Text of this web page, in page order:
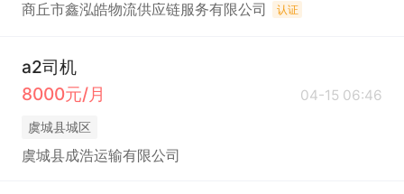
商丘市鑫泓皓物流供应链服务有限公司 认证
a2司机
8000元/月
04-15 06:46
虞城县城区
虞城县成浩运输有限公司